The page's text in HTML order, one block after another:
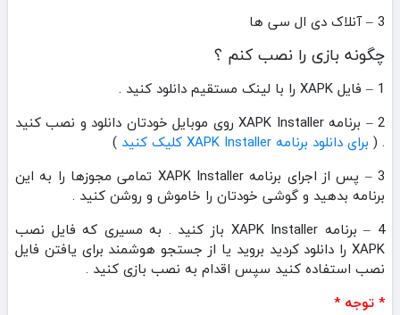
3 – آنلاک دی ال سی ها
چگونه بازی را نصب کنم ؟
1 – فایل XAPK را با لینک مستقیم دانلود کنید .
2 – برنامه XAPK Installer روی موبایل خودتان دانلود و نصب کنید
. ( برای دانلود برنامه XAPK Installer کلیک کنید
)
3 – پس از اجرای برنامه XAPK Installer تمامی مجوزها را به این
برنامه بدهید و گوشی خودتان را خاموش و روشن کنید .
4 – برنامه XAPK Installer باز کنید . به مسیری که فایل نصب
XAPK را دانلود کردید بروید یا از جستجو هوشمند برای یافتن فایل
نصب استفاده کنید سپس اقدام به نصب بازی کنید .
* توجه *